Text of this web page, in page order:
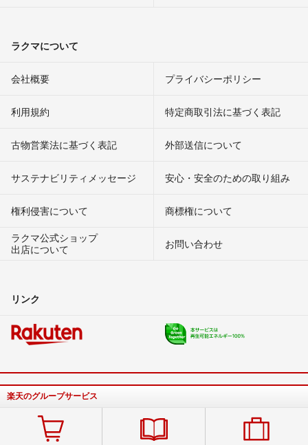
ラクマについて
会社概要 プライバシーポリシー
利用規約 特定商取引法に基づく表記
古物営業法に基づく表記 外部送信について
サステナビリティメッセージ 安心・安全のための取り組み
権利侵害について
商標権について
ラクマ公式ショップ
出店について
お問い合わせ
リンク
楽天のグループサービス